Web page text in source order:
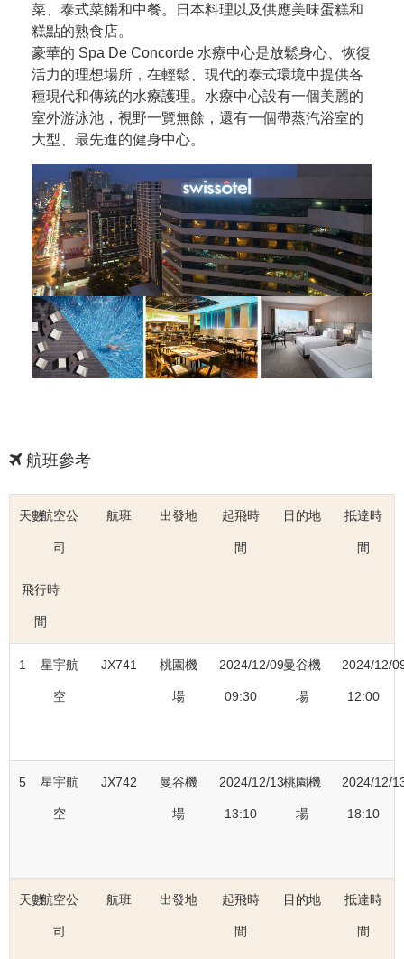
菜、泰式菜餚和中餐。日本料理以及供應美味蛋糕和
糕點的熟食店。
豪華的 Spa De Concorde 水療中心是放鬆身心、恢復
活力的理想場所，在輕鬆、現代的泰式環境中提供各
種現代和傳統的水療護理。水療中心設有一個美麗的
室外游泳池，視野一覽無餘，還有一個帶蒸汽浴室的
大型、最先進的健身中心。
航班參考
天數航空公
司
航班 出發地 起飛時
間
目的地 抵達時
間
飛行時
間
1 星宇航
空
JX741 桃園機
場
2024/12/09
09:30
曼谷機
場
2024/12/
12:00
5 星宇航
空
JX742 曼谷機
場
2024/12/13
13:10
桃園機
場
2024/12/
18:10
天數航空公
司
航班 出發地 起飛時
間
目的地 抵達時
間